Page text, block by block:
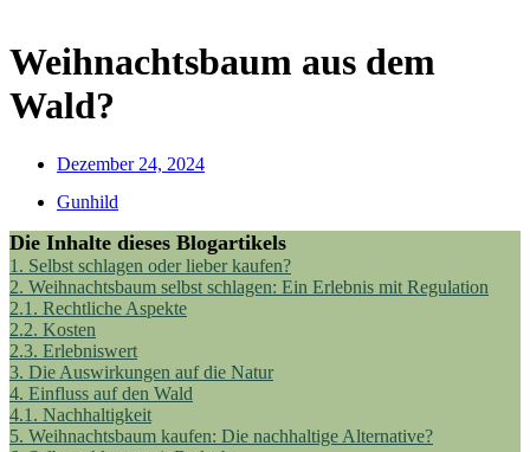
Weihnachtsbaum aus dem
Wald?
Dezember 24, 2024
Gunhild
Die Inhalte dieses Blogartikels
1. Selbst schlagen oder lieber kaufen?
2. Weihnachtsbaum selbst schlagen: Ein Erlebnis mit Regulation
2.1. Rechtliche Aspekte
2.2. Kosten
2.3. Erlebniswert
3. Die Auswirkungen auf die Natur
4. Einfluss auf den Wald
4.1. Nachhaltigkeit
5. Weihnachtsbaum kaufen: Die nachhaltige Alternative?